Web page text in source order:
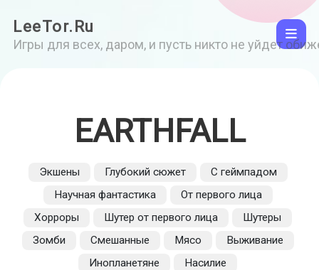
LeeTor.Ru
Игры для всех, даром, и пусть никто не уйдет
EARTHFALL
Экшены Глубокий сюжет
С геймпадом
Научная фантастика
От первого лица
Хорроры
Шутер от первого лица
Шутеры
Зомби
Смешанные Мясо
Выживание
Инопланетяне
Насилие